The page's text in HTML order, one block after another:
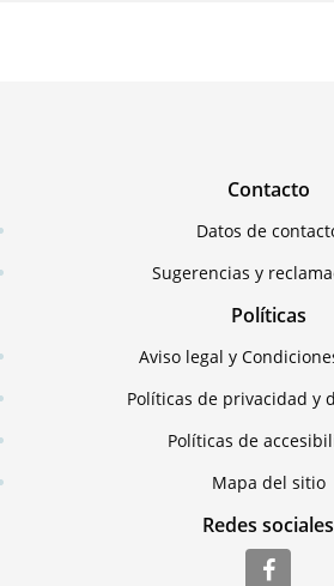
Contacto
Datos de
Sugerencias y
Políticas
Aviso legal y
Políticas de privacidad y
Políticas de
Mapa del sitio
Redes sociales